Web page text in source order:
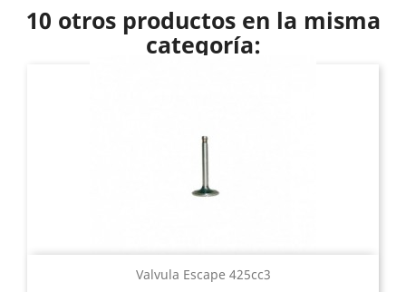
10 otros productos en la misma
categoría:
Valvula Escape 425cc3